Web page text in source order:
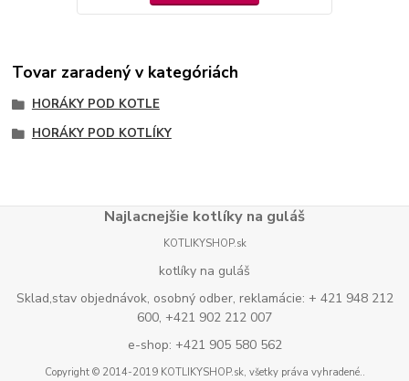
Tovar zaradený v kategóriách
HORÁKY POD KOTLE
HORÁKY POD KOTLÍKY
Najlacnejšie kotlíky na guláš
KOTLIKYSHOP.sk
kotlíky na guláš
Sklad,stav objednávok, osobný odber, reklamácie: + 421 948 212
600, +421 902 212 007
e-shop: +421 905 580 562
Copyright © 2014-2019 KOTLIKYSHOP.sk, všetky práva vyhradené..